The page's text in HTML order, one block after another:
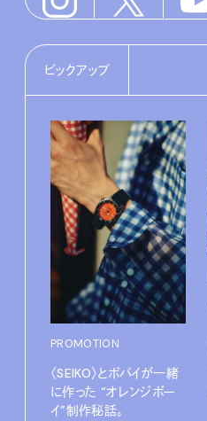
ピックアップ
PROMOTION
〈SEIKO〉とポパイが一緒
に作った “オレンジボー
イ”制作秘話。